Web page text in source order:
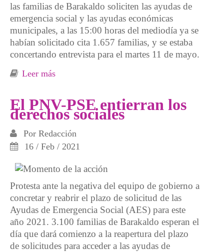
las familias de Barakaldo soliciten las ayudas de
emergencia social y las ayudas económicas
municipales, a las 15:00 horas del mediodía ya se
habían solicitado cita 1.657 familias, y se estaba
concertando entrevista para el martes 11 de mayo.
Leer más
El PNV-PSE entierran los
derechos sociales
Por Redacción
16 / Feb / 2021
Protesta ante la negativa del equipo de gobierno a
concretar y reabrir el plazo de solicitud de las
Ayudas de Emergencia Social (AES) para este
año 2021. 3.100 familias de Barakaldo esperan el
día que dará comienzo a la reapertura del plazo
de solicitudes para acceder a las ayudas de